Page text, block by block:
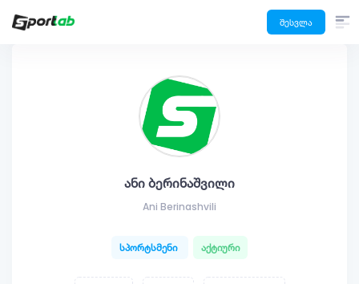
შესვლა
ანი ბერინაშვილი
Ani Berinashvili
სპორტსმენი აქტიური